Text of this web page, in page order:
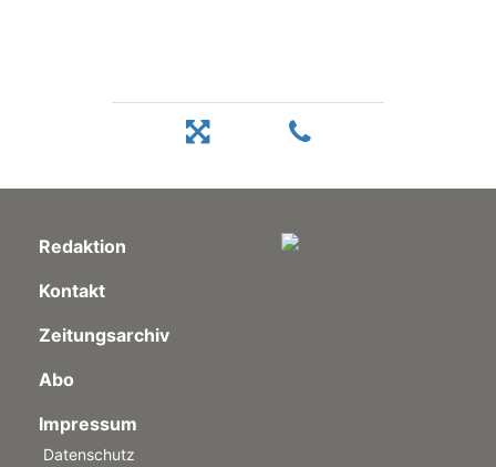
Redaktion
Kontakt
Zeitungsarchiv
Abo
Impressum
Datenschutz